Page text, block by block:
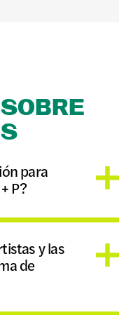
para
P?
y las
de